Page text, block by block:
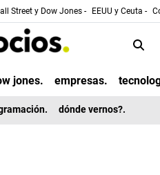
Street y Dow Jones - EEUU y Ceuta -
jones. empresas.
dónde vernos?.